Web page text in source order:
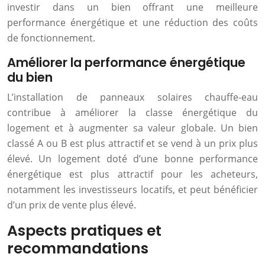
investir dans un bien offrant une meilleure
performance énergétique et une réduction des coûts
de fonctionnement.
Améliorer la performance énergétique
du bien
L’installation de panneaux solaires chauffe-eau
contribue à améliorer la classe énergétique du
logement et à augmenter sa valeur globale. Un bien
classé A ou B est plus attractif et se vend à un prix plus
élevé. Un logement doté d’une bonne performance
énergétique est plus attractif pour les acheteurs,
notamment les investisseurs locatifs, et peut bénéficier
d’un prix de vente plus élevé.
Aspects pratiques et
recommandations